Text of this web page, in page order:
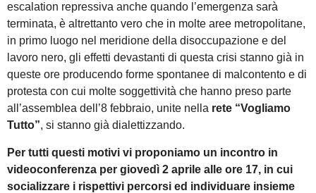
escalation repressiva anche quando l’emergenza sarà
terminata, è altrettanto vero che in molte aree metropolitane,
in primo luogo nel meridione della disoccupazione e del
lavoro nero, gli effetti devastanti di questa crisi stanno già in
queste ore producendo forme spontanee di malcontento e di
protesta con cui molte soggettività che hanno preso parte
all’assemblea dell’8 febbraio, unite nella rete “Vogliamo
Tutto”, si stanno già dialettizzando.
Per tutti questi motivi vi proponiamo un incontro in
videoconferenza per giovedì 2 aprile alle ore 17, in cui
socializzare i rispettivi percorsi ed individuare insieme